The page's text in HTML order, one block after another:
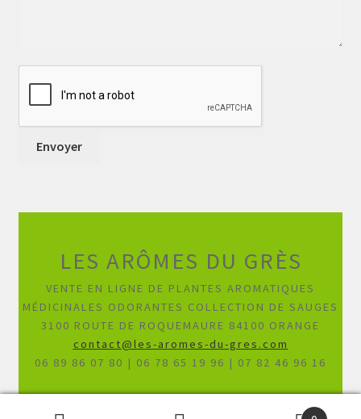
LES ARÔMES DU GRÈS
VENTE EN LIGNE DE PLANTES AROMATIQUES
MÉDICINALES ODORANTES COLLECTION DE SAUGES
3100 ROUTE DE ROQUEMAURE 84100 ORANGE
contact@les-aromes-du-gres.com
06 89 86 07 80 | 06 78 65 19 96 | 07 82 46 96 16